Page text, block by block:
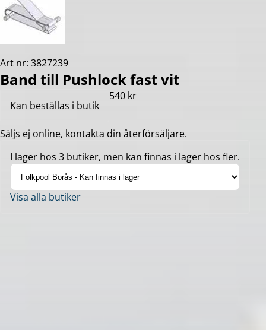
Art nr: 3827239
Band till Pushlock fast vit
Kan beställas i butik
540 kr
Säljs ej online, kontakta din återförsäljare.
I lager hos 3 butiker, men kan finnas i lager hos fler.
Visa alla butiker